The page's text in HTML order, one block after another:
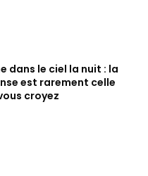
dans le ciel la nuit : la
est rarement celle
croyez